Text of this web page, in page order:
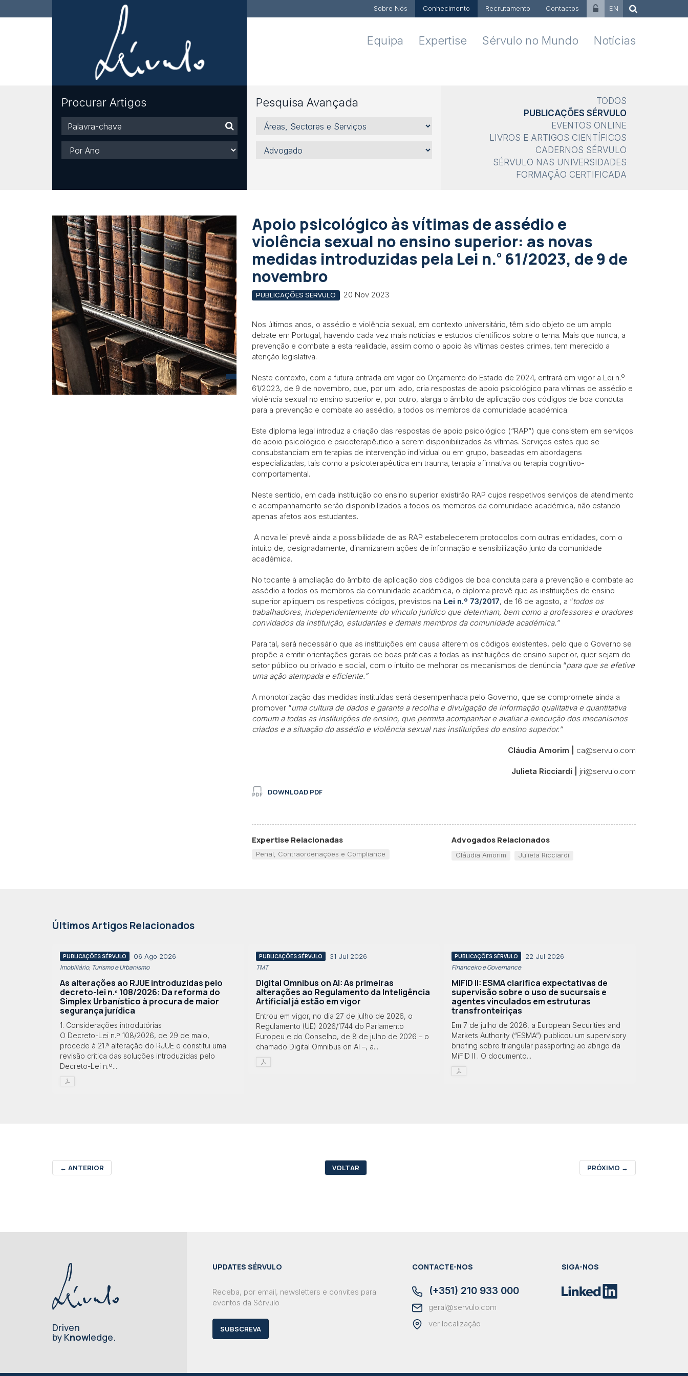
Sobre Nós Conhecimento Recrutamento Contactos EN
Equipa Expertise Sérvulo no Mundo Notícias
Procurar Artigos
Palavra-
chave
Ano
Pesquisa Avançada
Áreas,
Sectores
Serviços
Advogado
TODOS
PUBLICAÇÕES SÉRVULO
EVENTOS ONLINE
LIVROS E ARTIGOS CIENTÍFICOS
CADERNOS SÉRVULO
SÉRVULO NAS UNIVERSIDADES
FORMAÇÃO CERTIFICADA
Apoio psicológico às vítimas de assédio e
violência sexual no ensino superior: as novas
medidas introduzidas pela Lei n.º61/2023, de 9 de
novembro
PUBLICAÇÕES SÉRVULO 20 Nov 2023
Nos últimos anos, o assédio e violência sexual, em contexto universitário, têm sido objeto de um amplo
debate em Portugal, havendo cada vez mais notícias e estudos científicos sobre o tema. Mais que nunca, a
prevenção e combate a esta realidade, assim como o apoio às vítimas destes crimes, tem merecido a
atenção legislativa.
Neste contexto, com a futura entrada em vigor do Orçamento do Estado de 2024, entrará em vigor a Lei n.º
61/2023, de 9 de novembro, que, por um lado, cria respostas de apoio psicológico para vítimas de assédio e
violência sexual no ensino superior e, por outro, alarga o âmbito de aplicação dos códigos de boa conduta
para a prevenção e combate ao assédio, a todos os membros da comunidade académica.
Este diploma legal introduz a criação das respostas de apoio psicológico (“RAP”) que consistem em serviços
de apoio psicológico e psicoterapêutico a serem disponibilizados às vítimas. Serviços estes que se
consubstanciam em terapias de intervenção individual ou em grupo, baseadas em abordagens
especializadas, tais como a psicoterapêutica em trauma, terapia afirmativa ou terapia cognitivo-
comportamental.
Neste sentido, em cada instituição do ensino superior existirão RAP cujos respetivos serviços de atendimento
e acompanhamento serão disponibilizados a todos os membros da comunidade académica, não estando
apenas afetos aos estudantes.
A nova lei prevê ainda a possibilidade de as RAP estabelecerem protocolos com outras entidades, com o
intuito de, designadamente, dinamizarem ações de informação e sensibilização junto da comunidade
académica.
No tocante à ampliação do âmbito de aplicação dos códigos de boa conduta para a prevenção e combate ao
assédio a todos os membros da comunidade académica, o diploma prevê que as instituições de ensino
superior apliquem os respetivos códigos, previstos na Lei n.º 73/2017, de 16 de agosto, a “todos os
trabalhadores, independentemente do vínculo jurídico que detenham, bem como a professores e oradores
convidados da instituição, estudantes e demais membros da comunidade académica.”
Para tal, será necessário que as instituições em causa alterem os códigos existentes, pelo que o Governo se
propõe a emitir orientações gerais de boas práticas a todas as instituições de ensino superior, quer sejam do
setor público ou privado e social, com o intuito de melhorar os mecanismos de denúncia “para que se efetive
uma ação atempada e eficiente.”
A monotorização das medidas instituídas será desempenhada pelo Governo, que se compromete ainda a
promover “uma cultura de dados e garante a recolha e divulgação de informação qualitativa e quantitativa
comum a todas as instituições de ensino, que permita acompanhar e avaliar a execução dos mecanismos
criados e a situação do assédio e violência sexual nas instituições do ensino superior.”
Cláudia Amorim | ca@servulo.com
Julieta Ricciardi | jri@servulo.com
DOWNLOAD PDF
Expertise Relacionadas
Penal, Contraordenações e Compliance
Advogados Relacionados
Cláudia Amorim Julieta Ricciardi
Últimos Artigos Relacionados
PUBLICAÇÕES SÉRVULO 06 Ago 2026
Imobiliário, Turismo e Urbanismo
As alterações ao RJUE introduzidas pelo
decreto-lei n.º 108/2026: Da reforma do
Simplex Urbanístico à procura de maior
segurança jurídica
1. Considerações introdutórias
O Decreto-Lei n.º 108/2026, de 29 de maio,
procede à 21.ª alteração do RJUE e constitui uma
revisão crítica das soluções introduzidas pelo
Decreto-Lei n.º...
PUBLICAÇÕES SÉRVULO 31 Jul 2026
TMT
Digital Omnibus on AI: As primeiras
alterações ao Regulamento da Inteligência
Artificial já estão em vigor
Entrou em vigor, no dia 27 de julho de 2026, o
Regulamento (UE) 2026/1744 do Parlamento
Europeu e do Conselho, de 8 de julho de 2026 – o
chamado Digital Omnibus on AI –, a...
PUBLICAÇÕES SÉRVULO 22 Jul 2026
Financeiro e Governance
MIFID II: ESMA clarifica expectativas de
supervisão sobre o uso de sucursais e
agentes vinculados em estruturas
transfronteiriças
Em 7 de julho de 2026, a European Securities and
Markets Authority (“ESMA”) publicou um supervisory
briefing sobre triangular passporting ao abrigo da
MiFID II . O documento...
← ANTERIOR VOLTAR PRÓXIMO →
Driven
by Knowledge.
UPDATES SÉRVULO
Receba, por email, newsletters e convites para
eventos da Sérvulo
SUBSCREVA
CONTACTE-NOS
(+351) 210 933 000
geral@servulo.com
ver localização
SIGA-NOS